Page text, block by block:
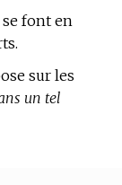
font en
sur les
un tel